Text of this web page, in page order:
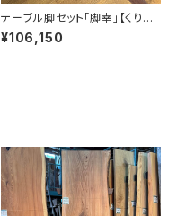
テーブル脚セット「脚幸」【くり＆
かえで＆カリン】【オイル塗装 仕
上げ済み】
¥106,150